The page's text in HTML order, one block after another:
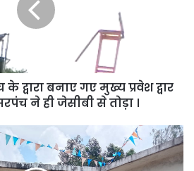
द्वारा बनाए गए मुख्य प्रवेश द्वार
ने ही जेसीबी से तोड़ा ।